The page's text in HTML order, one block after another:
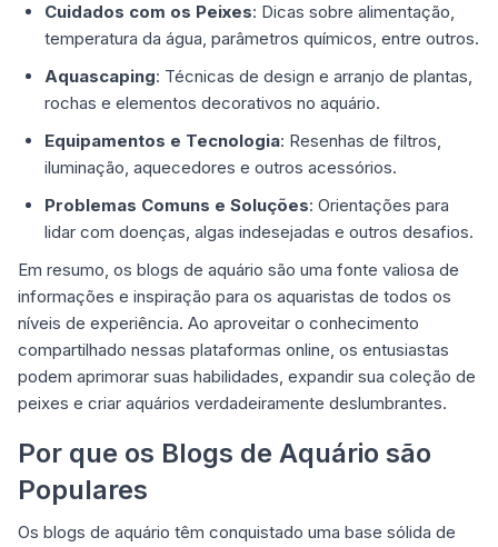
Cuidados com os Peixes: Dicas sobre alimentação,
temperatura da água, parâmetros químicos, entre outros.
Aquascaping: Técnicas de design e arranjo de plantas,
rochas e elementos decorativos no aquário.
Equipamentos e Tecnologia: Resenhas de filtros,
iluminação, aquecedores e outros acessórios.
Problemas Comuns e Soluções: Orientações para
lidar com doenças, algas indesejadas e outros desafios.
Em resumo, os blogs de aquário são uma fonte valiosa de
informações e inspiração para os aquaristas de todos os
níveis de experiência. Ao aproveitar o conhecimento
compartilhado nessas plataformas online, os entusiastas
podem aprimorar suas habilidades, expandir sua coleção de
peixes e criar aquários verdadeiramente deslumbrantes.
Por que os Blogs de Aquário são
Populares
Os blogs de aquário têm conquistado uma base sólida de